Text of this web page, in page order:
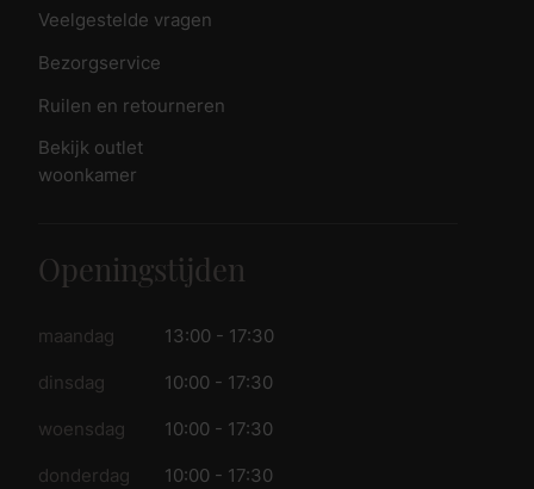
Veelgestelde vragen
Bezorgservice
Ruilen en retourneren
Bekijk outlet
woonkamer
Openingstijden
maandag 13:00 - 17:30
dinsdag 10:00 - 17:30
woensdag 10:00 - 17:30
donderdag 10:00 - 17:30